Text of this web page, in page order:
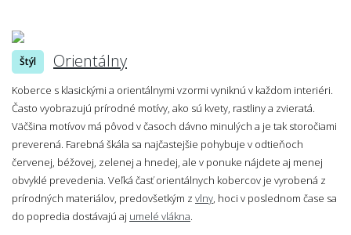
Štýl Orientálny
Koberce s klasickými a orientálnymi vzormi vyniknú v každom interiéri.
Často vyobrazujú prírodné motívy, ako sú kvety, rastliny a zvieratá.
Väčšina motívov má pôvod v časoch dávno minulých a je tak storočiami
preverená. Farebná škála sa najčastejšie pohybuje v odtieňoch
červenej, béžovej, zelenej a hnedej, ale v ponuke nájdete aj menej
obvyklé prevedenia. Veľká časť orientálnych kobercov je vyrobená z
prírodných materiálov, predovšetkým z vlny , hoci v poslednom čase sa
do popredia dostávajú aj umelé vlákna